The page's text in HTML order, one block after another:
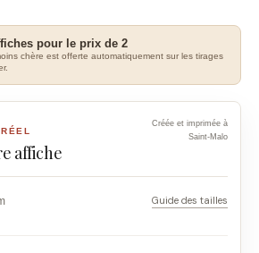
pour le prix de 2
chère est offerte automatiquement sur les tirages
affiche
Créée et imprimée à
Saint-Malo
Guide des tailles